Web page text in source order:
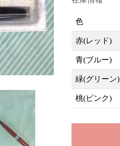
色
赤(レッド)
青(ブルー)
緑(グリーン)
桃(ピンク)